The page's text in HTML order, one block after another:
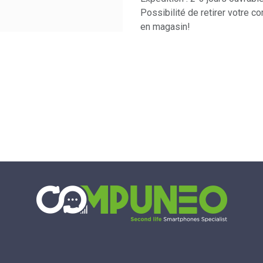
Possibilité de retirer votre
en magasin!